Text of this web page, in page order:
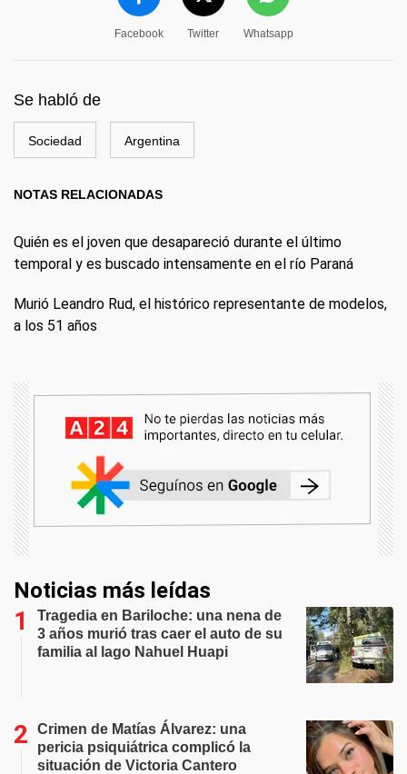
Facebook Twitter Whatsapp
Se habló de
Sociedad Argentina
NOTAS RELACIONADAS
Quién es el joven que desapareció durante el último
temporal y es buscado intensamente en el río Paraná
Murió Leandro Rud, el histórico representante de modelos,
a los 51 años
Noticias más leídas
Tragedia en Bariloche: una nena de
3 años murió tras caer el auto de su
familia al lago Nahuel Huapi
Crimen de Matías Álvarez: una
pericia psiquiátrica complicó la
situación de Victoria Cantero